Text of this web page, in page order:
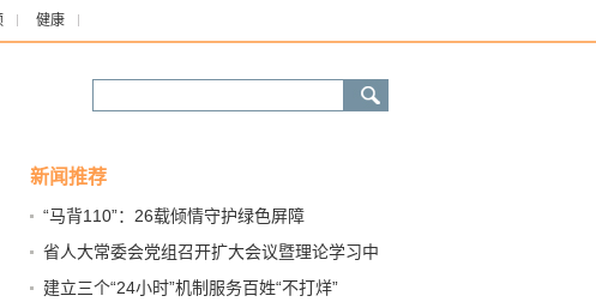
健康
新闻推荐
“马背110”：26载倾情守护绿色屏障
省人大常委会党组召开扩大会议暨理论学习中
心组专题学习会议
建立三个“24小时”机制服务百姓“不打烊”